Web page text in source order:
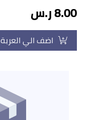
8.00 ر.س
اضف الي العربة